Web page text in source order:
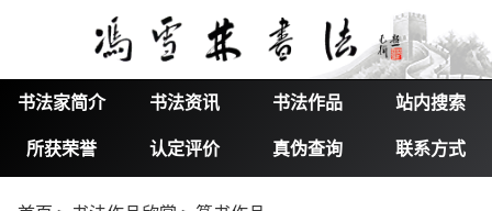
书法家简介 书法资讯 书法作品 站内搜索
所获荣誉 认定评价 真伪查询 联系方式